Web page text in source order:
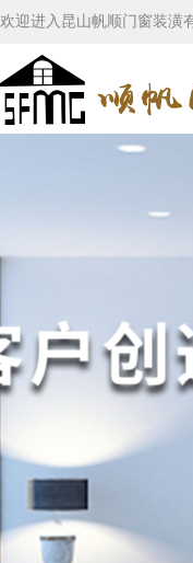
欢迎进入昆山帆顺门窗装潢